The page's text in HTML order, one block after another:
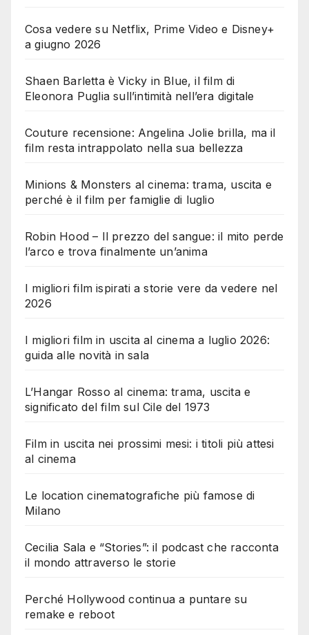
Cosa vedere su Netflix, Prime Video e Disney+
a giugno 2026
Shaen Barletta è Vicky in Blue, il film di
Eleonora Puglia sull’intimità nell’era digitale
Couture recensione: Angelina Jolie brilla, ma il
film resta intrappolato nella sua bellezza
Minions & Monsters al cinema: trama, uscita e
perché è il film per famiglie di luglio
Robin Hood – Il prezzo del sangue: il mito perde
l’arco e trova finalmente un’anima
I migliori film ispirati a storie vere da vedere nel
2026
I migliori film in uscita al cinema a luglio 2026:
guida alle novità in sala
L’Hangar Rosso al cinema: trama, uscita e
significato del film sul Cile del 1973
Film in uscita nei prossimi mesi: i titoli più attesi
al cinema
Le location cinematografiche più famose di
Milano
Cecilia Sala e “Stories”: il podcast che racconta
il mondo attraverso le storie
Perché Hollywood continua a puntare su
remake e reboot